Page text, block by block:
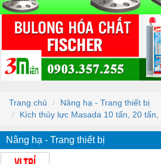
Trang chủ
Nâng hạ - Trang thiết bị
Kích thủy lực Masada 10 tấn, 20 tấn,
Nâng hạ - Trang thiết bị